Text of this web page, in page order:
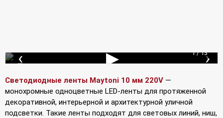
Подключение лент ▶
‹ ›
1 / 13
Светодиодные ленты Maytoni 10 мм 220V —
монохромные одноцветные LED-ленты для протяженной
декоративной, интерьерной и архитектурной уличной
подсветки. Такие ленты подходят для световых линий, ниш,